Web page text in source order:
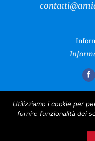
Amici dei
Utilizziamo i cookie per
fornire funzionalità dei